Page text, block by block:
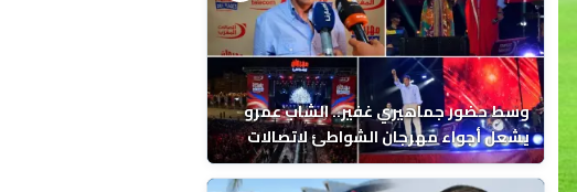
وسط حضور جماهيري غفير.. الشاب عمرو
يشعل أجواء مهرجان الشواطئ لاتصالات
المغرب بطنجة